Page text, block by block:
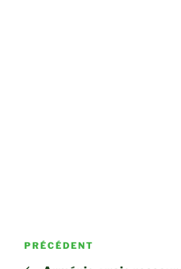
Navigation
Article
PRÉCÉDENT